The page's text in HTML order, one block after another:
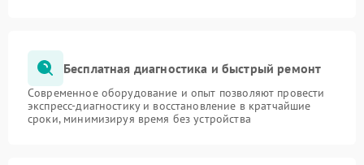
Бесплатная диагностика и быстрый ремонт
Современное оборудование и опыт позволяют провести
экспресс-диагностику и восстановление в кратчайшие
сроки, минимизируя время без устройства